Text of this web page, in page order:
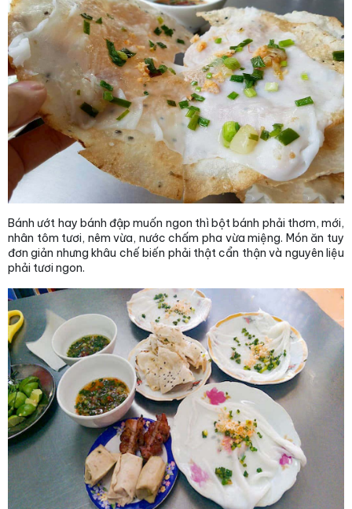
Bánh ướt hay bánh đập muốn ngon thì bột bánh phải thơm, mới,
nhân tôm tươi, nêm vừa, nước chấm pha vừa miệng. Món ăn tuy
đơn giản nhưng khâu chế biến phải thật cẩn thận và nguyên liệu
phải tươi ngon.